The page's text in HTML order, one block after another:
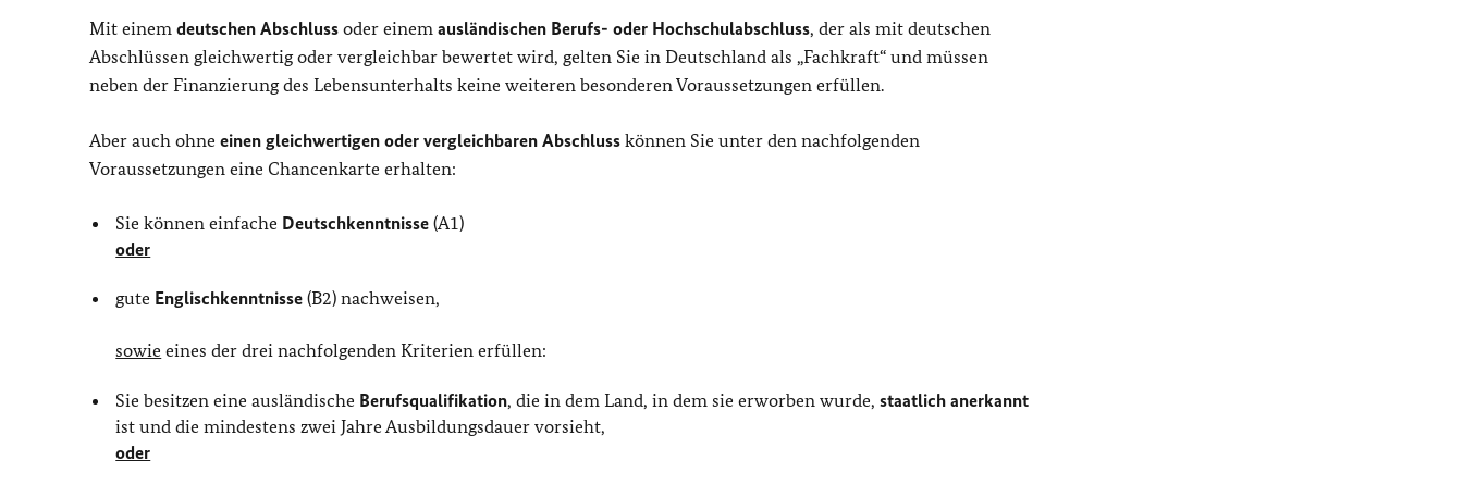
Mit einem deutschen Abschluss oder einem ausländischen Berufs- oder Hochschulabschluss, der als mit deutschen
Abschlüssen gleichwertig oder vergleichbar bewertet wird, gelten Sie in Deutschland als „Fachkraft“ und müssen
neben der Finanzierung des Lebensunterhalts keine weiteren besonderen Voraussetzungen erfüllen.
Aber auch ohne einen gleichwertigen oder vergleichbaren Abschluss können Sie unter den nachfolgenden
Voraussetzungen eine Chancenkarte erhalten:
Sie können einfache Deutschkenntnisse (A1)
oder
gute Englischkenntnisse (B2) nachweisen,
sowie eines der drei nachfolgenden Kriterien erfüllen:
Sie besitzen eine ausländische Berufsqualifikation, die in dem Land, in dem sie erworben wurde,staatlich anerkannt
ist und die mindestens zwei Jahre Ausbildungsdauer vorsieht,
oder